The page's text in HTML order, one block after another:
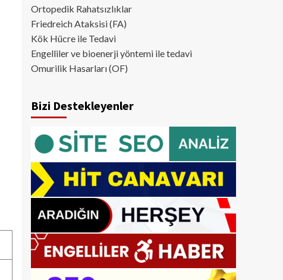
Ortopedik Rahatsızlıklar
Friedreich Ataksisi (FA)
Kök Hücre ile Tedavi
Engelliler ve bioenerji yöntemi ile tedavi
Omurilik Hasarları (OF)
Bizi Destekleyenler